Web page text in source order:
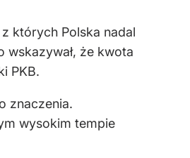
których Polska nadal
że kwota
PKB.
znaczenia.
wysokim tempie